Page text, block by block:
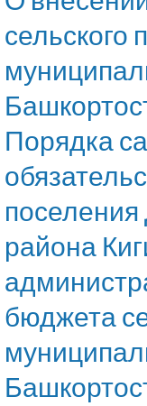
сельского
Порядка
района
бюджета